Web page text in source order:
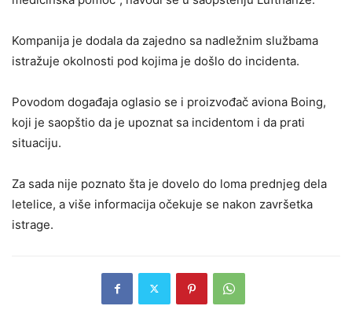
Kompanija je dodala da zajedno sa nadležnim službama
istražuje okolnosti pod kojima je došlo do incidenta.
Povodom događaja oglasio se i proizvođač aviona Boing,
koji je saopštio da je upoznat sa incidentom i da prati
situaciju.
Za sada nije poznato šta je dovelo do loma prednjeg dela
letelice, a više informacija očekuje se nakon završetka
istrage.